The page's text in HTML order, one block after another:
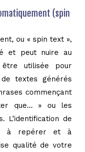
(spin
ou « spin text »,
et peut nuire au
utilisée pour
textes générés
commençant
que… » ou les
L’identification de
à repérer et à
qualité de votre